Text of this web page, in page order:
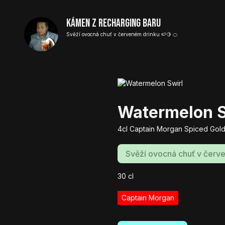
Svěží ovocná chuť v červeném drinku 🍉🍋 🍊
Kámen z Recharging baru
Watermelon
4cl Captain Morgan Spiced
Svěží ovocná chuť v
30 cl
Captain Morgan